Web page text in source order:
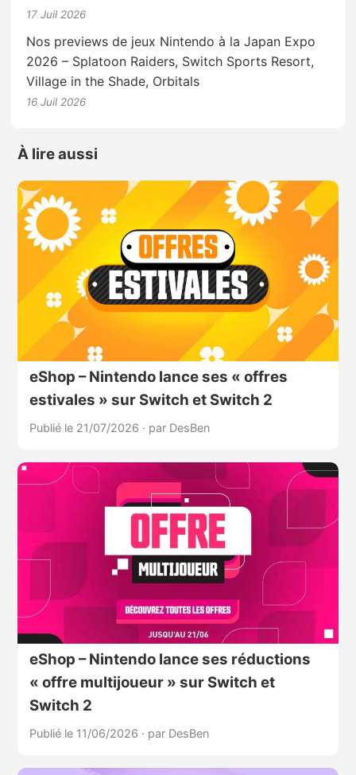
17 Juil 2026
Nos previews de jeux Nintendo à la Japan Expo
2026 – Splatoon Raiders, Switch Sports Resort,
Village in the Shade, Orbitals
16 Juil 2026
À lire aussi
eShop – Nintendo lance ses « offres
estivales » sur Switch et Switch 2
Publié le 21/07/2026 · par DesBen
eShop – Nintendo lance ses réductions
« offre multijoueur » sur Switch et
Switch 2
Publié le 11/06/2026 · par DesBen